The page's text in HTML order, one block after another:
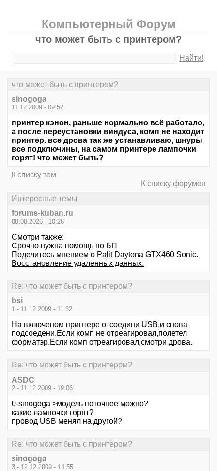
Компьютерный Форум
что может быть с принтером?
Найти!
что может быть с принтером?
sinogoga
11.12.2009 - 09:52
принтер кэнон, раньше нормально всё работало,
а после переустановки виндуса, комп не находит
принтер. все дрова так же устанавливаю, шнуры
все подключины, на самом принтере лампочки
горят! что может быть?
К списку тем
К списку форумов
Интересные темы
forums-kuban.ru
08.08.2026 - 10:26
Смотри также:
Срочно нужна помощь по БП
Поделитесь мнением о Palit Daytona GTX460 Sonic.
Восстановление удаленных данных.
Re: что может быть с принтером?
bsi
1 - 11.12.2009 - 11:32
На включеном принтере отсоедини USB,и снова
подсоедени.Если комп не отреагировал,полетел
форматэр.Если комп отреагировал,смотри дрова.
Re: что может быть с принтером?
ASDC
2 - 11.12.2009 - 19:06
0-sinogoga >модель поточнее можно?
какие лампочки горят?
провод USB менял на другой?
Re: что может быть с принтером?
sinogoga
3 - 12.12.2009 - 14:55